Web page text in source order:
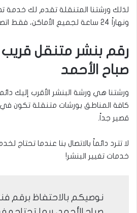
لذلك ورشتنا المتنقلة تقدم لك خدمة
ونهاراً 24 ساعة لجميع الأماكن، فقط اتصل بنا:
رقم بنشر متنقل
صباح الأحمد
ورشتنا هي ورشة البنشر الأقرب إليك
كافة المناطق بورشات متنقلة تكون
قصير جداً.
لا تترد دائماً بالاتصال بنا عندما تحتاج
خدمات تغيير البنشر!
نوصيكم بالاحتفاظ برقم